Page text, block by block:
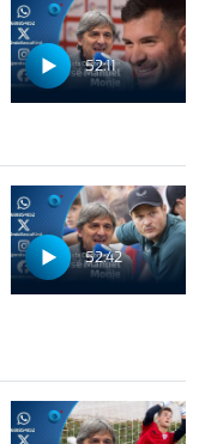
52:11
52:42